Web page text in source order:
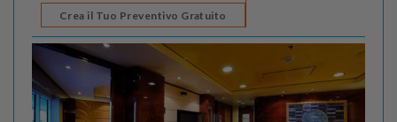
Crea il Tuo Preventivo Gratuito